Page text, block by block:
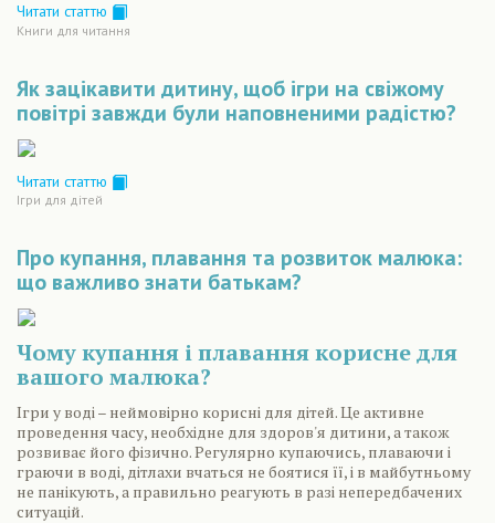
Читати статтю
Книги для читання
Як зацікавити дитину, щоб ігри на свіжому
повітрі завжди були наповненими радістю?
Читати статтю
Ігри для дітей
Про купання, плавання та розвиток малюка:
що важливо знати батькам?
Чому купання і плавання корисне для
вашого малюка?
Ігри у воді – неймовірно корисні для дітей. Це активне
проведення часу, необхідне для здоров'я дитини, а також
розвиває його фізично. Регулярно купаючись, плаваючи і
граючи в воді, дітлахи вчаться не боятися її, і в майбутньому
не панікують, а правильно реагують в разі непередбачених
ситуацій.